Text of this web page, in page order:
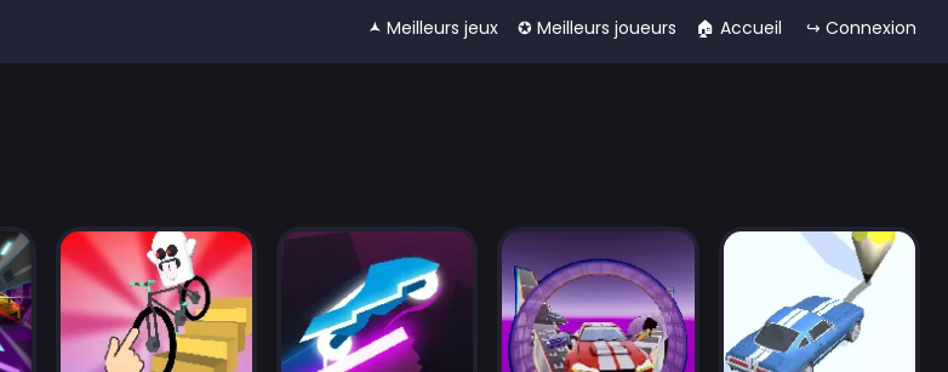
🟂 Meilleurs jeux ✪ Meilleurs joueurs 🏠︎ Accueil ↪ Connexion